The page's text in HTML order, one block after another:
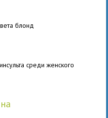
блонд
среди женского